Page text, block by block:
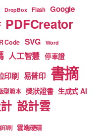
DropBox Flash Google
PDFCreator
Code SVG Word
人工智慧 停車證
印刷 易普印 書摘
型範本 獎狀證書 生成式 AI
設計雲
印刷 雲端硬碟